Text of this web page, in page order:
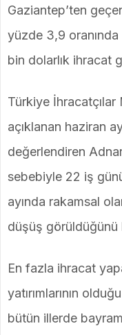
Gaziantep’ten
yüzde 3,9
bin dolarlık ihracat
Türkiye
açıklanan haziran
değerlendiren
sebebiyle 22 iş
ayında rakamsal
düşüş görüldüğünü
En fazla ihracat
yatırımlarının
bütün illerde